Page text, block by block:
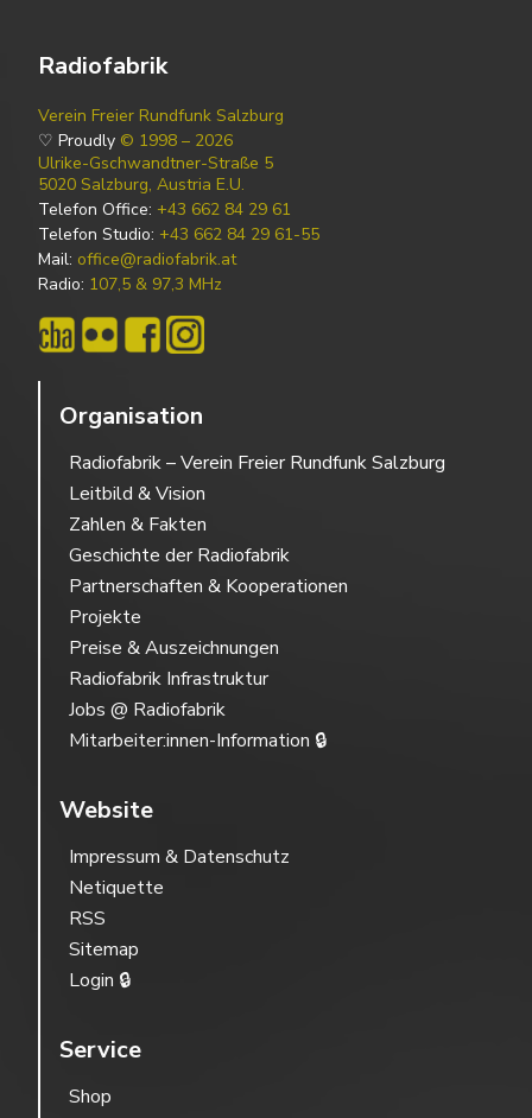
Radiofabrik
Verein Freier Rundfunk Salzburg
♡ Proudly © 1998 – 2026
Ulrike-Gschwandtner-Straße 5
5020 Salzburg, Austria E.U.
Telefon Office: +43 662 84 29 61
Telefon Studio: +43 662 84 29 61-55
Mail: office@radiofabrik.at
Radio: 107,5 & 97,3 MHz
Organisation
Radiofabrik – Verein Freier Rundfunk Salzburg
Leitbild & Vision
Zahlen & Fakten
Geschichte der Radiofabrik
Partnerschaften & Kooperationen
Projekte
Preise & Auszeichnungen
Radiofabrik Infrastruktur
Jobs @ Radiofabrik
Mitarbeiter:innen-Information 🔒
Website
Impressum & Datenschutz
Netiquette
RSS
Sitemap
Login 🔒
Service
Shop